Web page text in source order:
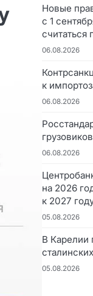
Новые
с 1
считаться
06.08.2026
к
06.08.2026
06.08.2026
на 2026
к 2027
05.08.2026
В Карелии
05.08.2026